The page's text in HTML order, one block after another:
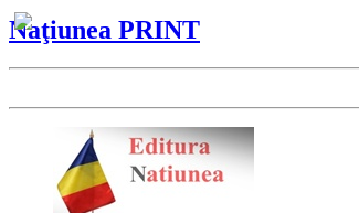
Naţiunea PRINT